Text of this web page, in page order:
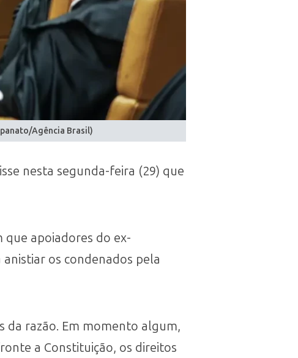
Agência Brasil)
nesta segunda-feira (29) que
apoiadores do ex-
os condenados pela
da razão. Em momento algum,
a Constituição, os direitos